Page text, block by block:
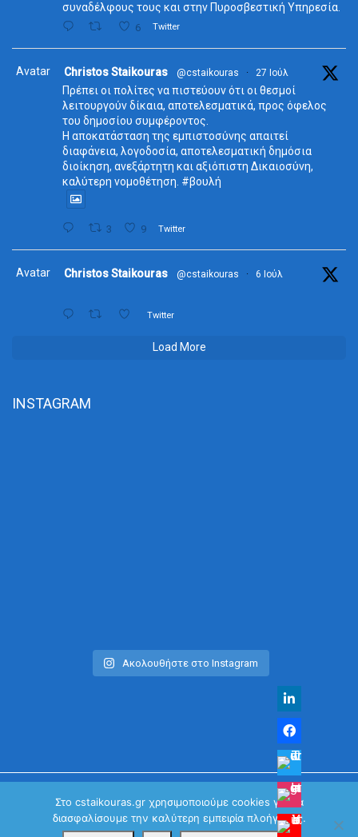
συναδέλφους τους και στην Πυροσβεστική Υπηρεσία.
6 Twitter
Avatar Christos Staikouras @cstaikouras · 27 Ιούλ
Πρέπει οι πολίτες να πιστεύουν ότι οι θεσμοί
λειτουργούν δίκαια, αποτελεσματικά, προς όφελος
του δημοσίου συμφέροντος.
Η αποκατάσταση της εμπιστοσύνης απαιτεί
διαφάνεια, λογοδοσία, αποτελεσματική δημόσια
διοίκηση, ανεξάρτητη και αξιόπιστη Δικαιοσύνη,
καλύτερη νομοθέτηση. #βουλή
3 9 Twitter
Avatar Christos Staikouras @cstaikouras · 6 Ιούλ
Twitter
Load More
INSTAGRAM
Ακολουθήστε στο Instagram
© Χρήστος Σταϊκούρας | All Rights Reserved 2026
Στο cstaikouras.gr χρησιμοποιούμε cookies για να
διασφαλίσουμε την καλύτερη εμπειρία πλοήγησης.